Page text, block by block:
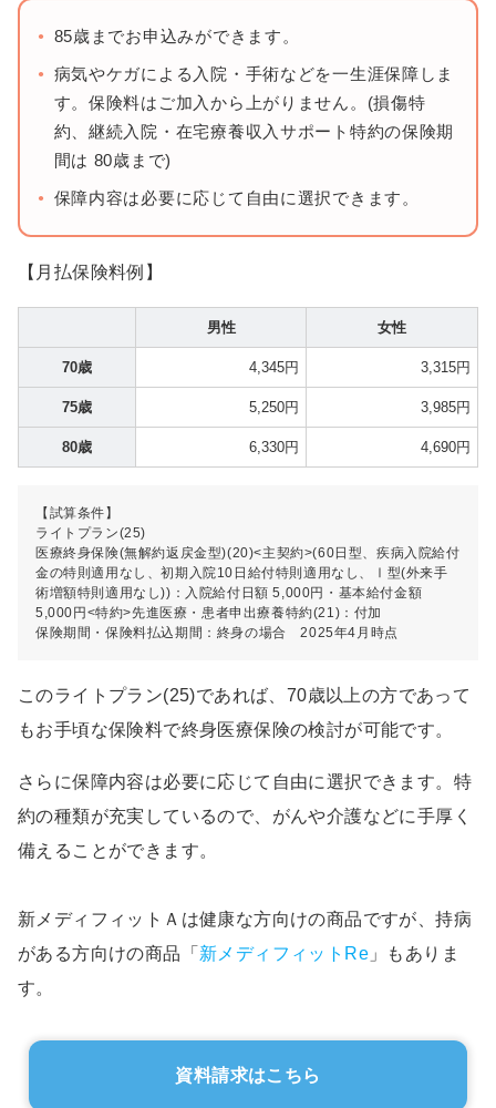
85歳までお申込みができます。
病気やケガによる入院・手術などを一生涯保障しま
す。保険料はご加入から上がりません。(損傷特
約、継続入院・在宅療養収入サポート特約の保険期
間は 80歳まで)
保障内容は必要に応じて自由に選択できます。
【月払保険料例】
男性 女性
70歳 4,345円 3,315円
75歳 5,250円 3,985円
80歳 6,330円 4,690円
【試算条件】
ライトプラン(25)
医療終身保険(無解約返戻金型)(20)<主契約>(60日型、疾病入院給付
金の特則適用なし、初期入院10日給付特則適用なし、Ⅰ型(外来手
術増額特則適用なし))：入院給付日額 5,000円・基本給付金額
5,000円<特約>先進医療・患者申出療養特約(21)：付加
保険期間・保険料払込期間：終身の場合 2025年4月時点
このライトプラン(25)であれば、70歳以上の方であって
もお手頃な保険料で終身医療保険の検討が可能です。
さらに保障内容は必要に応じて自由に選択できます。特
約の種類が充実しているので、がんや介護などに手厚く
備えることができます。
新メディフィットＡは健康な方向けの商品ですが、持病
がある方向けの商品「 新メディフィットRe 」もありま
す。
資料請求はこちら